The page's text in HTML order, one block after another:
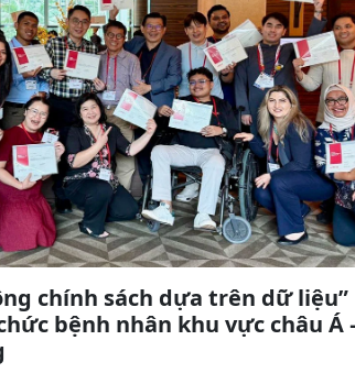
chính sách dựa trên dữ liệu”
bệnh nhân khu vực châu Á